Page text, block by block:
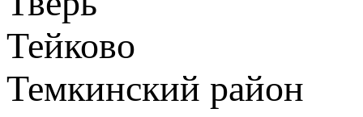
Тейково
Темкинский район